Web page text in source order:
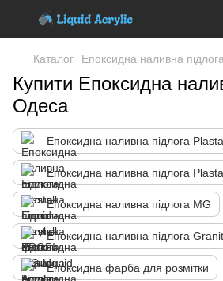
Каталог Епоксидна наливна підлога
Купити Епоксидна
Одеса
Епоксидна наливна підлога
Епоксидна наливна підлога
Епоксидна наливна підлога MG
Епоксидна наливна підлога
Епоксидна фарба для розмітки